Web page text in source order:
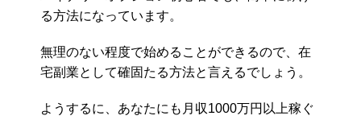
る方法になっています。
無理のない程度で始めることができるので、在
宅副業として確固たる方法と言えるでしょう。
ようするに、あなたにも月収1000万円以上稼ぐ